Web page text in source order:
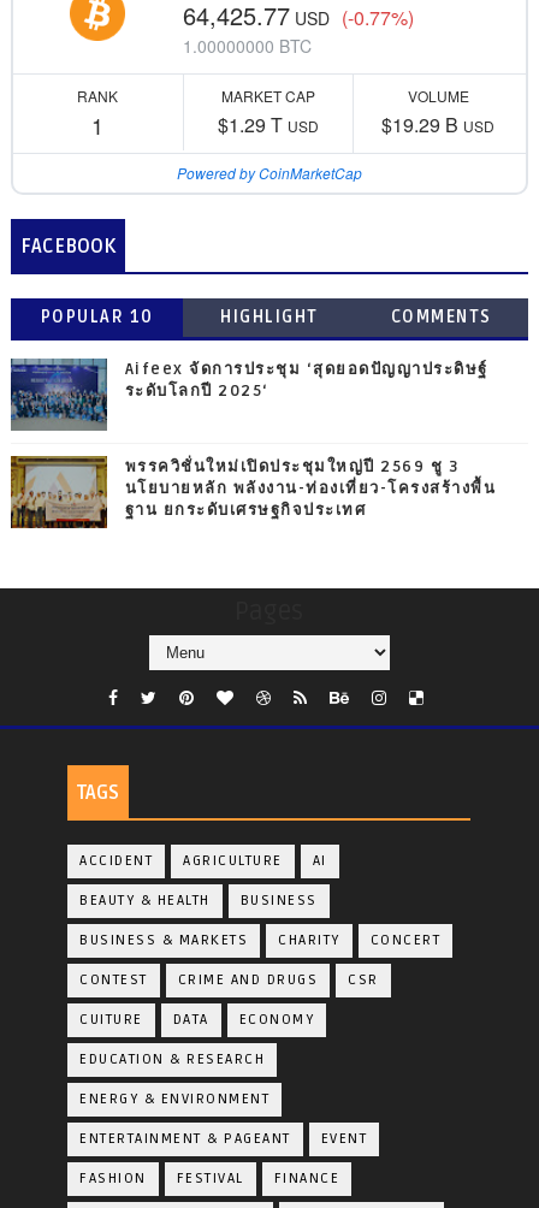
64,425.77 USD (-0.77%)
1.00000000 BTC
RANK
1
MARKET CAP
$1.29 T USD
VOLUME
$19.29 B USD
Powered by CoinMarketCap
FACEBOOK
POPULAR 10 HIGHLIGHT COMMENTS
Aifeex จัดการประชุม ‘สุดยอดปัญญาประดิษฐ์
ระดับโลกปี 2025‘
พรรควิชั่นใหม่เปิดประชุมใหญ่ปี 2569 ชู 3
นโยบายหลัก พลังงาน-ท่องเที่ยว-โครงสร้างพื้น
ฐาน ยกระดับเศรษฐกิจประเทศ
TAGS
ACCIDENT AGRICULTURE AI
BEAUTY & HEALTH BUSINESS
BUSINESS & MARKETS CHARITY CONCERT
CONTEST CRIME AND DRUGS CSR
CUITURE DATA ECONOMY
EDUCATION & RESEARCH
ENERGY & ENVIRONMENT
ENTERTAINMENT & PAGEANT EVENT
FASHION FESTIVAL FINANCE